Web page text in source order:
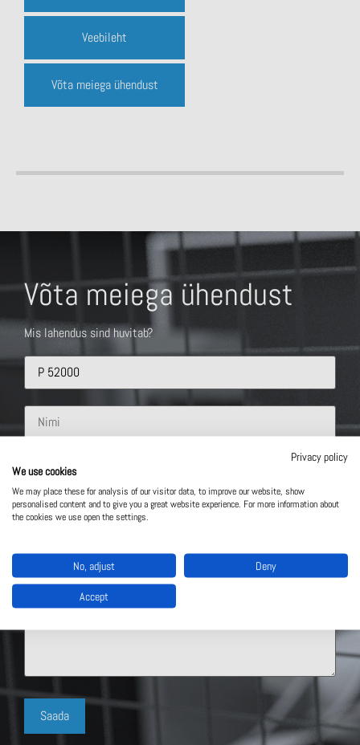
Veebileht
Võta meiega ühendust
Võta meiega ühendust
Mis lahendus sind huvitab?
Privacy policy
We use cookies
We may place these for analysis of our visitor data, to improve our website, show
personalised content and to give you a great website experience. For more information about
the cookies we use open the settings.
No, adjust Deny
Accept